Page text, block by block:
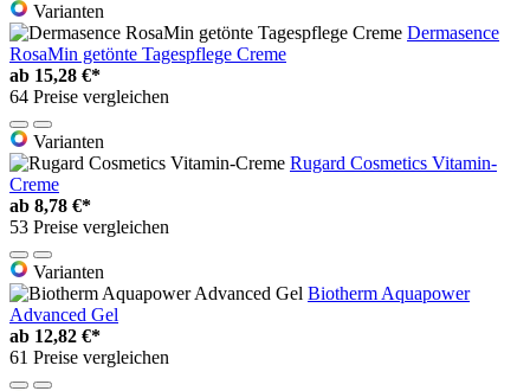
Varianten
Dermasence
RosaMin getönte Tagespflege Creme
ab 15,28 €*
64 Preise vergleichen
Varianten
Rugard Cosmetics Vitamin-
Creme
ab 8,78 €*
53 Preise vergleichen
Varianten
Biotherm Aquapower
Advanced Gel
ab 12,82 €*
61 Preise vergleichen